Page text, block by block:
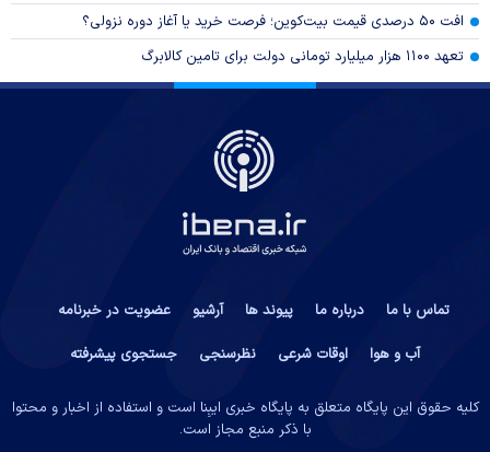
افت ۵۰ درصدی قیمت بیت‌کوین؛ فرصت خرید یا آغاز دوره نزولی؟
تعهد ۱۱۰۰ هزار میلیارد تومانی دولت برای تامین کالابرگ
تماس با ما درباره ما پیوند ها آرشیو
عضویت در خبرنامه
آب و هوا
اوقات شرعی نظرسنجی جستجوی پیشرفته
کلیه حقوق این پایگاه متعلق به پایگاه خبری ایبِنا است و استفاده از اخبار و محتوا
با ذکر منبع مجاز است.